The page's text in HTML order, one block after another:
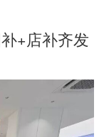
+店补齐发